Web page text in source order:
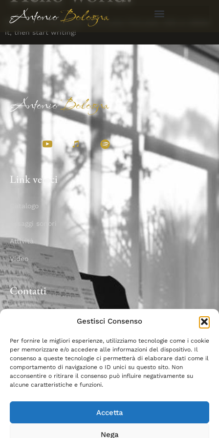
Gestisci Consenso
Per fornire le migliori esperienze, utilizziamo tecnologie come i cookie
per memorizzare e/o accedere alle informazioni del dispositivo. Il
consenso a queste tecnologie ci permetterà di elaborare dati come il
comportamento di navigazione o ID unici su questo sito. Non
acconsentire o ritirare il consenso può influire negativamente su
alcune caratteristiche e funzioni.
Accetta
Nega
AntonioBologna
Welcome to WordPress. This is your first post. Edit or delete
it, then start writing!
AntonioBologna
Link veloci
Catalogo
Assaggi sonori
Attività
Video
Contatti
Palazzo Roncalli, via del Popolo 17 27029 Vigevano
+39 0381 73967
info@antoniobologna.com